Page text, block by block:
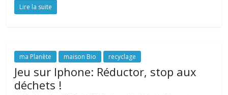
Lire la suite
ma Planète maison Bio recyclage
Jeu sur Iphone: Réductor, stop aux
déchets !